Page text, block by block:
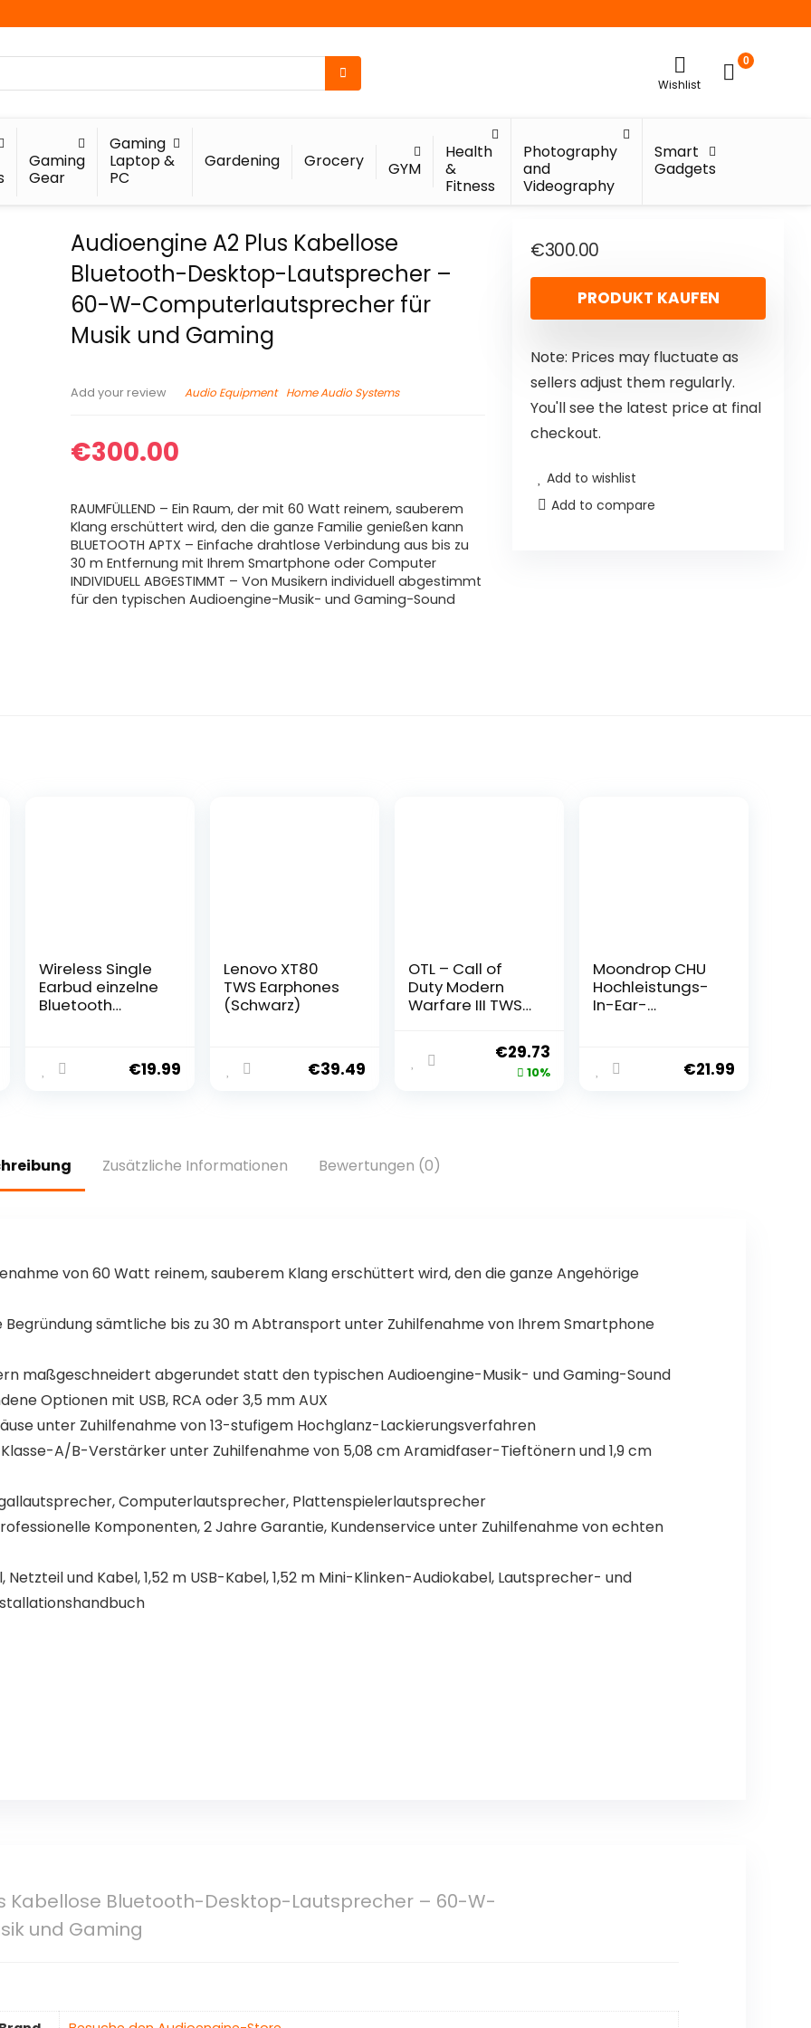
Wishlist
0
Gaming
Gear
Gaming
Laptop &
PC
Gardening Grocery GYM
Health
&
Fitness
Photography
and
Videography
Smart
Gadgets
Audioengine A2 Plus Kabellose
Bluetooth-Desktop-Lautsprecher –
60-W-Computerlautsprecher für
Musik und Gaming
Add your review Audio Equipment Home Audio Systems
€300.00
RAUMFÜLLEND – Ein Raum, der mit 60 Watt reinem, sauberem
Klang erschüttert wird, den die ganze Familie genießen kann
BLUETOOTH APTX – Einfache drahtlose Verbindung aus bis zu
30 m Entfernung mit Ihrem Smartphone oder Computer
INDIVIDUELL ABGESTIMMT – Von Musikern individuell abgestimmt
für den typischen Audioengine-Musik- und Gaming-Sound
€300.00
PRODUKT KAUFEN
Note: Prices may fluctuate as
sellers adjust them regularly.
You'll see the latest price at final
checkout.
Add to wishlist
Add to compare
Wireless Single
Earbud einzelne
Bluetooth
drahtlos
Ohrhörer
Earphone Semi
In-Ear Headset
€19.99
Lenovo XT80
TWS Earphones
(Schwarz)
€39.49
OTL – Call of
Duty Modern
Warfare III TWS
€29.73
10%
Moondrop CHU
Hochleistungs-
In-Ear-
Treiber (mit
Mikrofon)
€21.99
Zusätzliche Informationen Bewertungen (0)
von 60 Watt reinem, sauberem Klang erschüttert wird, den die ganze Angehörige
Begründung sämtliche bis zu 30 m Abtransport unter Zuhilfenahme von Ihrem Smartphone
maßgeschneidert abgerundet statt den typischen Audioengine-Musik- und Gaming-Sound
Optionen mit USB, RCA oder 3,5 mm AUX
unter Zuhilfenahme von 13-stufigem Hochglanz-Lackierungsverfahren
Klasse-A/B-Verstärker unter Zuhilfenahme von 5,08 cm Aramidfaser-Tieftönern und 1,9 cm
Computerlautsprecher, Plattenspielerlautsprecher
Komponenten, 2 Jahre Garantie, Kundenservice unter Zuhilfenahme von echten
Netzteil und Kabel, 1,52 m USB-Kabel, 1,52 m Mini-Klinken-Audiokabel, Lautsprecher- und
Kabellose Bluetooth-Desktop-Lautsprecher – 60-W-
und Gaming